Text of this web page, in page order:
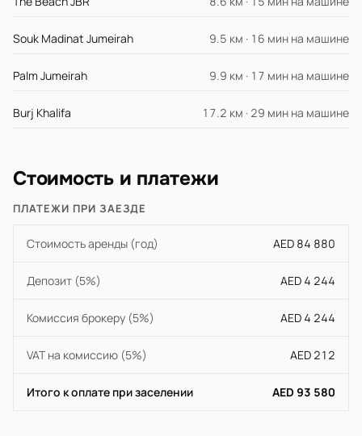
Souk Madinat Jumeirah 9.5 км · 16 мин на машине
Palm Jumeirah 9.9 км · 17 мин на машине
Burj Khalifa 17.2 км · 29 мин на машине
Стоимость и платежи
ПЛАТЕЖИ ПРИ ЗАЕЗДЕ
Стоимость аренды (год) AED 84 880
Депозит (5%) AED 4 244
Комиссия брокеру (5%) AED 4 244
VAT на комиссию (5%) AED 212
Итого к оплате при заселении AED 93 580